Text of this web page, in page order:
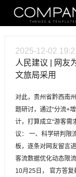
2025-12-02
人民建议 | 网友
文旅局采用
对此，贵州省黔西南
题研讨，通过“分流+
计，打算成立“游客需
议： 一、科学研判限
板，逐条对网友留言
客流数据优化动态限
10月25日， 官方答